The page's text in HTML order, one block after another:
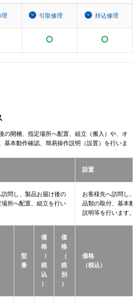
理 引取修理 持込修理
の開梱、指定場所へ配置、組立（搬入）や、オ
基本動作確認、簡易操作説明（設置）を行いま
設置
訪問し、製品お届け後の
場所へ配置、組立を行い
お客様先へ訪問し、
品類の取付、基本動
説明等を行います。
型
番
価
格
（
税
込
）
価
格
（
税
別
）
価格
（税込）